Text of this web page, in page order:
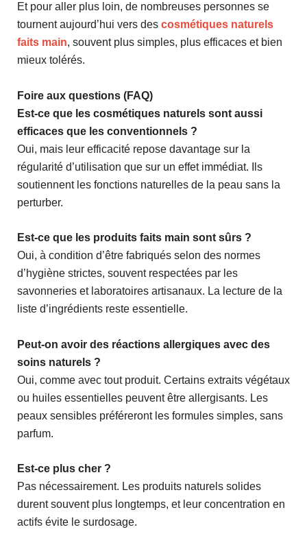
Et pour aller plus loin, de nombreuses personnes se
tournent aujourd’hui vers des cosmétiques naturels
faits main, souvent plus simples, plus efficaces et bien
mieux tolérés.
Foire aux questions (FAQ)
Est-ce que les cosmétiques naturels sont aussi
efficaces que les conventionnels ?
Oui, mais leur efficacité repose davantage sur la
régularité d’utilisation que sur un effet immédiat. Ils
soutiennent les fonctions naturelles de la peau sans la
perturber.
Est-ce que les produits faits main sont sûrs ?
Oui, à condition d’être fabriqués selon des normes
d’hygiène strictes, souvent respectées par les
savonneries et laboratoires artisanaux. La lecture de la
liste d’ingrédients reste essentielle.
Peut-on avoir des réactions allergiques avec des
soins naturels ?
Oui, comme avec tout produit. Certains extraits végétaux
ou huiles essentielles peuvent être allergisants. Les
peaux sensibles préféreront les formules simples, sans
parfum.
Est-ce plus cher ?
Pas nécessairement. Les produits naturels solides
durent souvent plus longtemps, et leur concentration en
actifs évite le surdosage.